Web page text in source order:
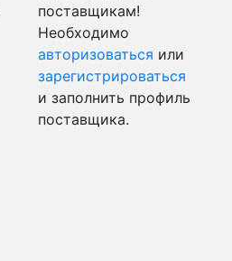
поставщикам!
Необходимо
авторизоваться или
зарегистрироваться
и заполнить профиль
поставщика.